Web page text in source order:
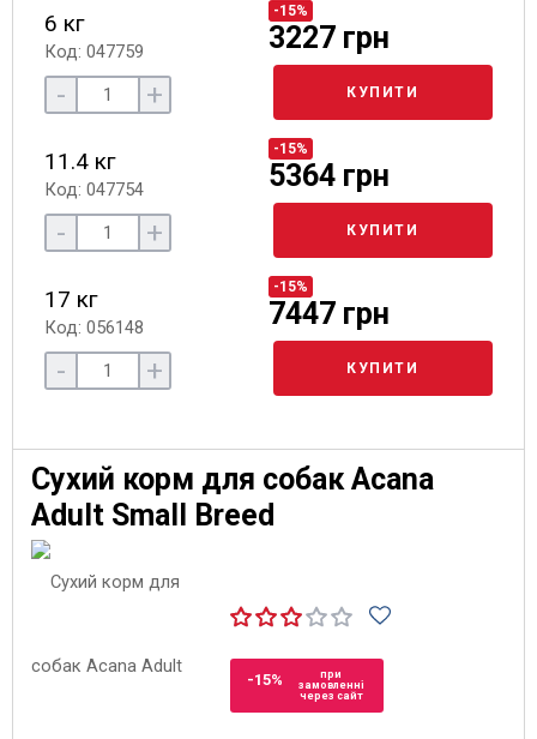
6 кг
Код: 047759
-15%
3227 грн
- + КУПИТИ
11.4 кг
Код: 047754
-15%
5364 грн
- + КУПИТИ
17 кг
Код: 056148
-15%
7447 грн
- + КУПИТИ
Сухий корм для собак Acana
Adult Small Breed
-15%
при
замовленні
через сайт